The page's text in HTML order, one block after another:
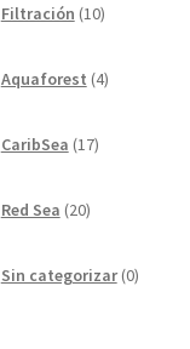
Filtración 10productos
Aquaforest 4productos
CaribSea 17productos
Red Sea 20productos
Sin categorizar 0